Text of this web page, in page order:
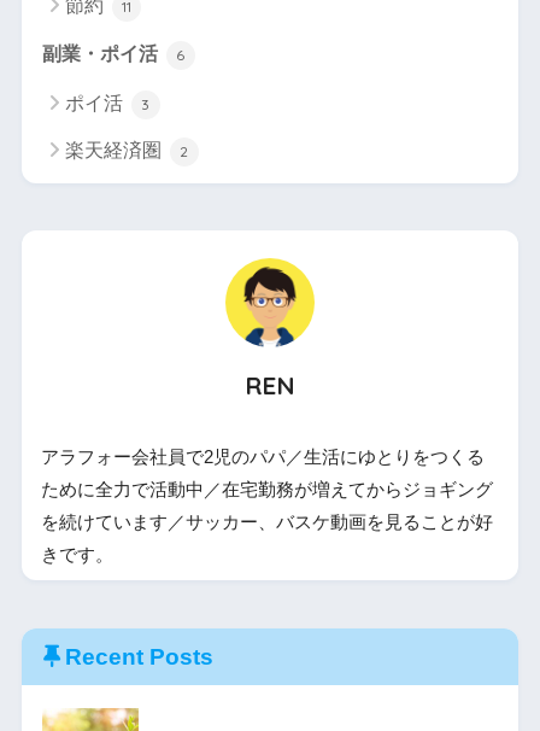
節約 11
副業・ポイ活 6
ポイ活 3
楽天経済圏 2
REN
アラフォー会社員で2児のパパ／生活にゆとりをつくる
ために全力で活動中／在宅勤務が増えてからジョギング
を続けています／サッカー、バスケ動画を見ることが好
きです。
Recent Posts